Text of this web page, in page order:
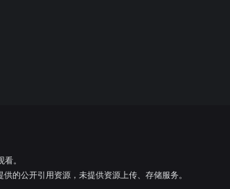
。
的公开引用资源，未提供资源上传、存储服务。